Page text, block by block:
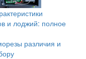
и лоджий: полное
различия и